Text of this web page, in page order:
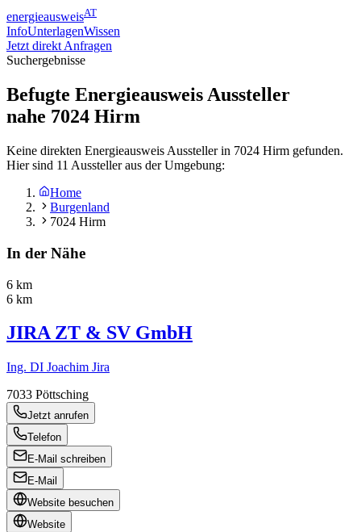
energieausweisAT
InfoUnterlagenWissen
Jetzt direkt Anfragen
Suchergebnisse
Befugte Energieausweis Aussteller
nahe 7024 Hirm
Keine direkten Energieausweis Aussteller in 7024 Hirm gefunden.
Hier sind 11 Aussteller aus der Umgebung:
Home
Burgenland
7024 Hirm
In der Nähe
6 km
6 km
JIRA ZT & SV GmbH
Ing. DI Joachim Jira
7033 Pöttsching
Jetzt anrufen
Telefon
E-Mail schreiben
E-Mail
Website besuchen
Website